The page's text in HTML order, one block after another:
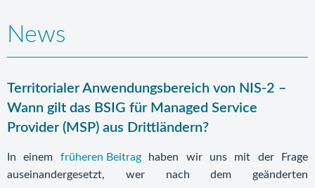
News
Territorialer Anwendungsbereich von NIS-2 –
Wann gilt das BSIG für Managed Service
Provider (MSP) aus Drittländern?
In einem früheren Beitraghaben wir uns mit der Frage
auseinandergesetzt, wer nach dem geänderten